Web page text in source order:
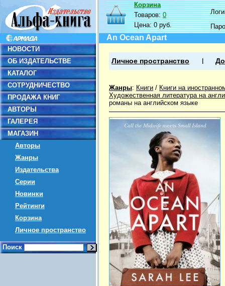
НОВОСТИ
ОБ ИЗДАТЕЛЬСТВЕ
КАТАЛОГ
СОТРУДНИЧЕСТВО
ПРОДАЖА КНИГ
АВТОРЫ
ГАЛЕРЕЯ
МАГАЗИН
Авторы
Жанры
Издательства
Серии
Новинки
Рейтинги
Корзина
Личное пространство
Поиск
Корзина
Товаров:0
Цена:0 руб.
An Ocean Apart
Личное пространство
Жанры: Книги / Книги на
Художественная литература на
романы на английском языке